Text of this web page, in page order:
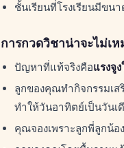
ชั้นเรียนที่โรงเรียนมีขน
การกวดวิชาน่าจะไม่เ
ปัญหาที่แท้จริงคือแรงจูง
ลูกของคุณทำกิจกรรมเส
ทำให้วันอาทิตย์เป็นวันเ
คุณจองเพราะลูกพี่ลูกน้อ